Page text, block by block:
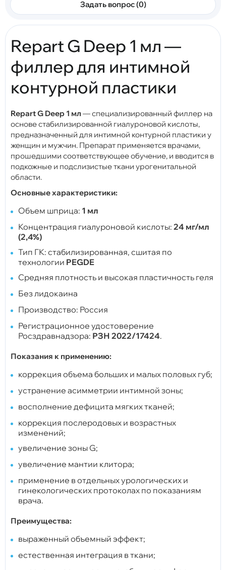
Задать вопрос (0)
Repart G Deep 1 мл —
филлер для интимной
контурной пластики
Repart G Deep 1 мл — специализированный филлер на
основе стабилизированной гиалуроновой кислоты,
предназначенный для интимной контурной пластики у
женщин и мужчин. Препарат применяется врачами,
прошедшими соответствующее обучение, и вводится в
подкожные и подслизистые ткани урогенитальной
области.
Основные характеристики:
Объем шприца: 1 мл
Концентрация гиалуроновой кислоты: 24 мг/мл
(2,4%)
Тип ГК: стабилизированная, сшитая по
технологии PEGDE
Средняя плотность и высокая пластичность геля
Без лидокаина
Производство: Россия
Регистрационное удостоверение
Росздравнадзора: РЗН 2022/17424.
Показания к применению:
коррекция объема больших и малых половых губ;
устранение асимметрии интимной зоны;
восполнение дефицита мягких тканей;
коррекция послеродовых и возрастных
изменений;
увеличение зоны G;
увеличение мантии клитора;
применение в отдельных урологических и
гинекологических протоколах по показаниям
врача.
Преимущества:
выраженный объемный эффект;
естественная интеграция в ткани;